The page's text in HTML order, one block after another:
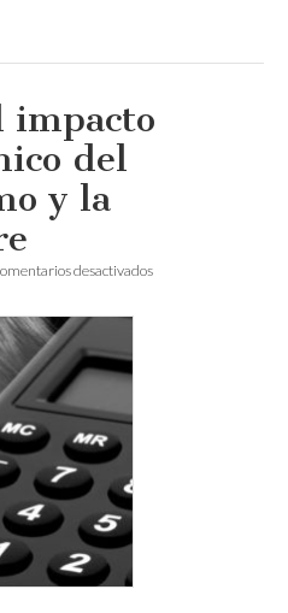
impacto
del
y la
desactivadosen